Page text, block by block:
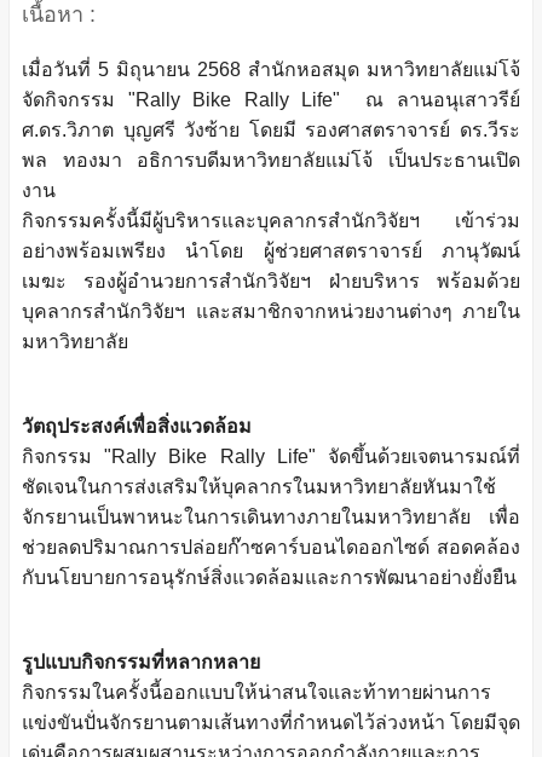
เนื้อหา :
เมื่อวันที่ 5 มิถุนายน 2568 สำนักหอสมุด มหาวิทยาลัยแม่โจ้
จัดกิจกรรม "Rally Bike Rally Life" ณ ลานอนุเสาวรีย์
ศ.ดร.วิภาต บุญศรี วังซ้าย โดยมี รองศาสตราจารย์ ดร.วีระ
พล ทองมา อธิการบดีมหาวิทยาลัยแม่โจ้ เป็นประธานเปิด
งาน
กิจกรรมครั้งนี้มีผู้บริหารและบุคลากรสำนักวิจัยฯ เข้าร่วม
อย่างพร้อมเพรียง นำโดย ผู้ช่วยศาสตราจารย์ ภานุวัฒน์
เมฆะ รองผู้อำนวยการสำนักวิจัยฯ ฝ่ายบริหาร พร้อมด้วย
บุคลากรสำนักวิจัยฯ และสมาชิกจากหน่วยงานต่างๆ ภายใน
มหาวิทยาลัย
วัตถุประสงค์เพื่อสิ่งแวดล้อม
กิจกรรม "Rally Bike Rally Life" จัดขึ้นด้วยเจตนารมณ์ที่
ชัดเจนในการส่งเสริมให้บุคลากรในมหาวิทยาลัยหันมาใช้
จักรยานเป็นพาหนะในการเดินทางภายในมหาวิทยาลัย เพื่อ
ช่วยลดปริมาณการปล่อยก๊าซคาร์บอนไดออกไซด์ สอดคล้อง
กับนโยบายการอนุรักษ์สิ่งแวดล้อมและการพัฒนาอย่างยั่งยืน
รูปแบบกิจกรรมที่หลากหลาย
กิจกรรมในครั้งนี้ออกแบบให้น่าสนใจและท้าทายผ่านการ
แข่งขันปั่นจักรยานตามเส้นทางที่กำหนดไว้ล่วงหน้า โดยมีจุด
เด่นคือการผสมผสานระหว่างการออกกำลังกายและการ